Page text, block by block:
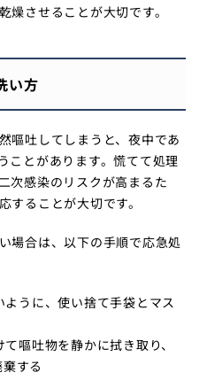
燥させることが大切です。
い方
嘔吐してしまうと、夜中であ
ことがあります。慌てて処理
次感染のリスクが高まるた
することが大切です。
場合は、以下の手順で応急処
うに、使い捨て手袋とマス
嘔吐物を静かに拭き取り、
する